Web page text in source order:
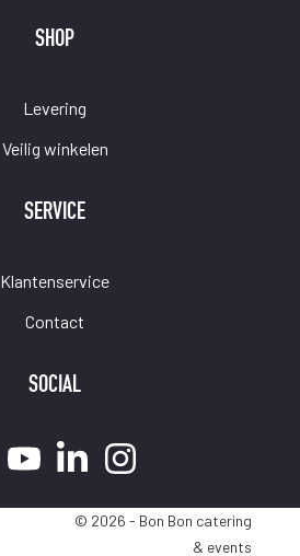
SHOP
Levering
Veilig winkelen
SERVICE
Klantenservice
Contact
SOCIAL
© 2026 - Bon Bon catering
& events